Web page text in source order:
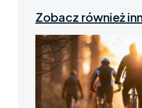
Zobacz również